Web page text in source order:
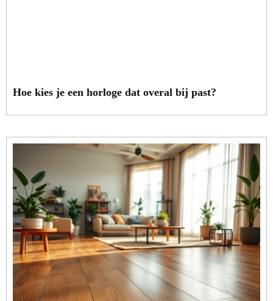
Hoe kies je een horloge dat overal bij past?